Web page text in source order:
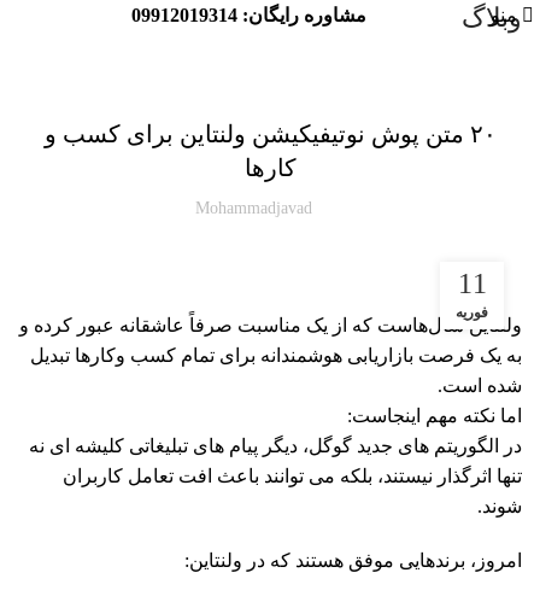
منو مشاوره رایگان: 09912019314 وبلاگ
۲۰ متن پوش نوتیفیکیشن ولنتاین برای کسب‌ و
کارها
Mohammadjavad
11
فوریه
ولنتاین سال‌هاست که از یک مناسبت صرفاً عاشقانه عبور کرده و
به یک فرصت بازاریابی هوشمندانه برای تمام کسب‌ وکارها تبدیل
شده است.
اما نکته مهم اینجاست:
در الگوریتم‌ های جدید گوگل، دیگر پیام‌ های تبلیغاتی کلیشه‌ ای نه‌
تنها اثرگذار نیستند، بلکه می‌ توانند باعث افت تعامل کاربران
شوند.
امروز، برندهایی موفق هستند که در ولنتاین: